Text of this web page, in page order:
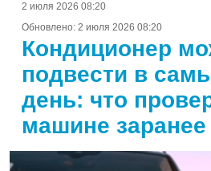
2 июля 2026 08:20
Обновлено: 2 июля 2026 08:20
Кондиционер
подвести в
день: что
машине заранее